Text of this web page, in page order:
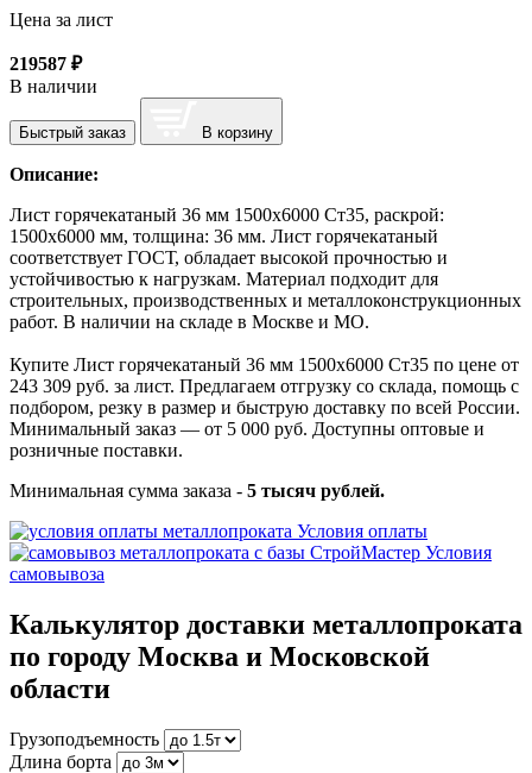
Цена за лист
219587 ₽
В наличии
Быстрый заказ В корзину
Описание:
Лист горячекатаный 36 мм 1500х6000 Ст35, раскрой:
1500х6000 мм, толщина: 36 мм. Лист горячекатаный
соответствует ГОСТ, обладает высокой прочностью и
устойчивостью к нагрузкам. Материал подходит для
строительных, производственных и металлоконструкционных
работ. В наличии на складе в Москве и МО.
Купите Лист горячекатаный 36 мм 1500х6000 Ст35 по цене от
243 309 руб. за лист. Предлагаем отгрузку со склада, помощь с
подбором, резку в размер и быструю доставку по всей России.
Минимальный заказ — от 5 000 руб. Доступны оптовые и
розничные поставки.
Минимальная сумма заказа - 5 тысяч рублей.
Условия оплаты
Условия
самовывоза
Калькулятор доставки металлопроката
по городу Москва и Московской
области
Грузоподъемность
Длина борта